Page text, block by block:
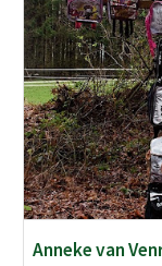
Anneke van